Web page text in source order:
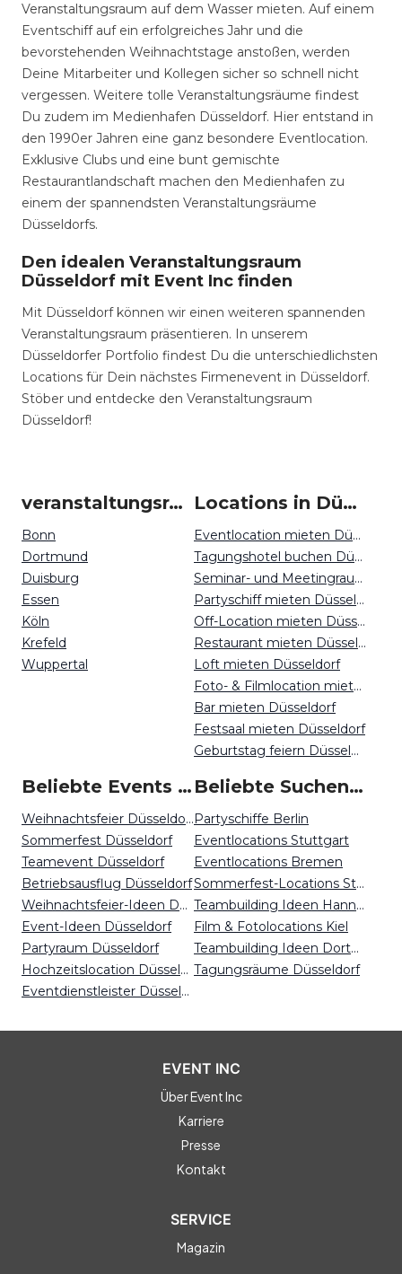
Veranstaltungsraum auf dem Wasser mieten. Auf einem
Eventschiff auf ein erfolgreiches Jahr und die
bevorstehenden Weihnachtstage anstoßen, werden
Deine Mitarbeiter und Kollegen sicher so schnell nicht
vergessen. Weitere tolle Veranstaltungsräume findest
Du zudem im Medienhafen Düsseldorf. Hier entstand in
den 1990er Jahren eine ganz besondere Eventlocation.
Exklusive Clubs und eine bunt gemischte
Restaurantlandschaft machen den Medienhafen zu
einem der spannendsten Veranstaltungsräume
Düsseldorfs.
Den idealen Veranstaltungsraum
Düsseldorf mit Event Inc finden
Mit Düsseldorf können wir einen weiteren spannenden
Veranstaltungsraum präsentieren. In unserem
Düsseldorfer Portfolio findest Du die unterschiedlichsten
Locations für Dein nächstes Firmenevent in Düsseldorf.
Stöber und entdecke den Veranstaltungsraum
Düsseldorf!
veranstaltungsraum-firmenevents um Düsseldorf
Bonn
Dortmund
Duisburg
Essen
Köln
Krefeld
Wuppertal
Locations in Düsseldorf mieten
Eventlocation mieten Düsseldorf
Tagungshotel buchen Düsseldorf
Seminar- und Meetingraum mieten Düsseldorf
Partyschiff mieten Düsseldorf
Off-Location mieten Düsseldorf
Restaurant mieten Düsseldorf
Loft mieten Düsseldorf
Foto- & Filmlocation mieten Düsseldorf
Bar mieten Düsseldorf
Festsaal mieten Düsseldorf
Geburtstag feiern Düsseldorf
Beliebte Events in Düsseldorf
Weihnachtsfeier Düsseldorf
Sommerfest Düsseldorf
Teamevent Düsseldorf
Betriebsausflug Düsseldorf
Weihnachtsfeier-Ideen Düsseldorf
Event-Ideen Düsseldorf
Partyraum Düsseldorf
Hochzeitslocation Düsseldorf
Eventdienstleister Düsseldorf
Beliebte Suchen auf Event Inc
Partyschiffe Berlin
Eventlocations Stuttgart
Eventlocations Bremen
Sommerfest-Locations Stuttgart
Teambuilding Ideen Hannover
Film & Fotolocations Kiel
Teambuilding Ideen Dortmund
Tagungsräume Düsseldorf
EVENT INC
Über Event Inc
Karriere
Presse
Kontakt
SERVICE
Magazin